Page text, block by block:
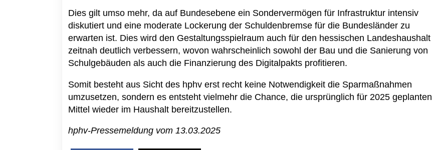
Dies gilt umso mehr, da auf Bundesebene ein Sondervermögen für Infrastruktur intensiv
diskutiert und eine moderate Lockerung der Schuldenbremse für die Bundesländer zu
erwarten ist. Dies wird den Gestaltungsspielraum auch für den hessischen Landeshaushalt
zeitnah deutlich verbessern, wovon wahrscheinlich sowohl der Bau und die Sanierung von
Schulgebäuden als auch die Finanzierung des Digitalpakts profitieren.
Somit besteht aus Sicht des hphv erst recht keine Notwendigkeit die Sparmaßnahmen
umzusetzen, sondern es entsteht vielmehr die Chance, die ursprünglich für 2025 geplanten
Mittel wieder im Haushalt bereitzustellen.
hphv-Pressemeldung vom 13.03.2025